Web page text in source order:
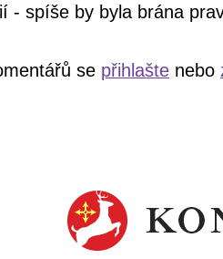
- spíše by byla brána
se přihlašte nebo